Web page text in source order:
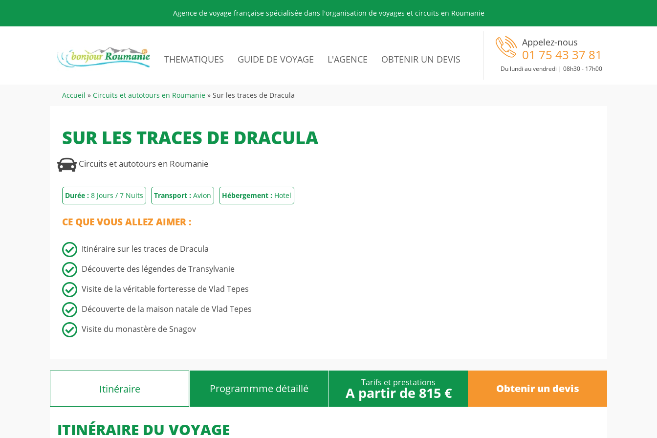
Agence de voyage française spécialisée dans l'organisation de voyages et circuits en Roumanie
THEMATIQUES
Voyage scolaire en Roumanie
Circuits et autotours
Thalasso et cures thermales
GUIDE DE VOYAGE L'AGENCE OBTENIR UN DEVIS
Appelez-nous
01 75 43 37 81
Du lundi au vendredi | 08h30 - 17h00
Accueil » Circuits et autotours en Roumanie » Sur les traces de Dracula
SUR LES TRACES DE DRACULA
Circuits et autotours en Roumanie
Durée : 8 Jours / 7 Nuits Transport : Avion Hébergement : Hotel
CE QUE VOUS ALLEZ AIMER :
Itinéraire sur les traces de Dracula
Découverte des légendes de Transylvanie
Visite de la véritable forteresse de Vlad Tepes
Découverte de la maison natale de Vlad Tepes
Visite du monastère de Snagov
Itinéraire Programmme détaillé Tarifs et prestations
A partir de 815 € Obtenir un devis
ITINÉRAIRE DU VOYAGE